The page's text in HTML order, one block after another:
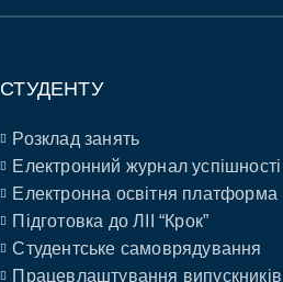
СТУДЕНТУ
Розклад занять
Електронний журнал успішності
Електронна освітня платформа
Підготовка до ЛІІ “Крок”
Студентське самоврядування
Працевлаштування випускників